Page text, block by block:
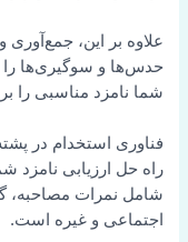
علاوه بر این، جمع‌آوری
حدس‌ها و سوگیری‌ها را
شما نامزد مناسبی را
راه حل ارزیابی نامزد
شامل نمرات مصاحبه،
اجتماعی و غیره است.